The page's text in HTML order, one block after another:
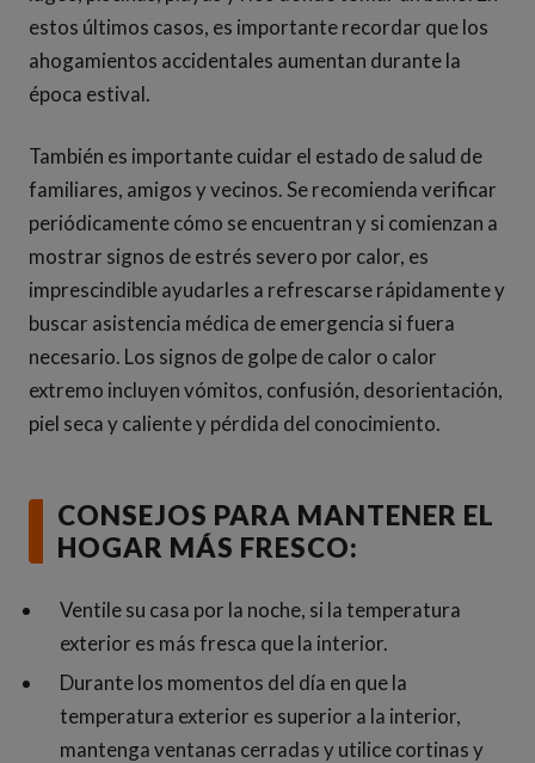
estos últimos casos, es importante recordar que los
ahogamientos accidentales aumentan durante la
época estival.
También es importante cuidar el estado de salud de
familiares, amigos y vecinos. Se recomienda verificar
periódicamente cómo se encuentran y si comienzan a
mostrar signos de estrés severo por calor, es
imprescindible ayudarles a refrescarse rápidamente y
buscar asistencia médica de emergencia si fuera
necesario. Los signos de golpe de calor o calor
extremo incluyen vómitos, confusión, desorientación,
piel seca y caliente y pérdida del conocimiento.
CONSEJOS PARA MANTENER EL
HOGAR MÁS FRESCO:
Ventile su casa por la noche, si la temperatura
exterior es más fresca que la interior.
Durante los momentos del día en que la
temperatura exterior es superior a la interior,
mantenga ventanas cerradas y utilice cortinas y